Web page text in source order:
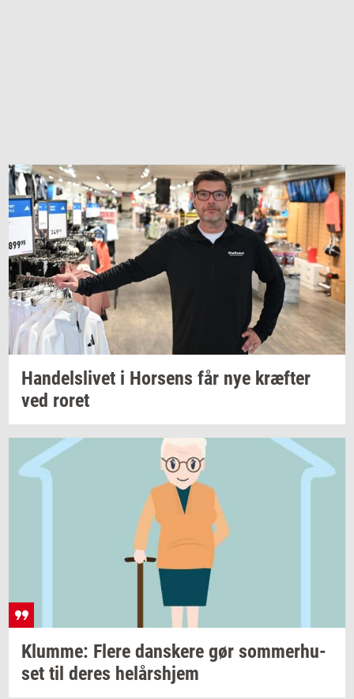
Han­dels­li­vet i Hor­sens får nye kræf­ter
ved roret
Klum­me: Flere dan­ske­re gør som­mer­hu­
set til deres helårs­hjem